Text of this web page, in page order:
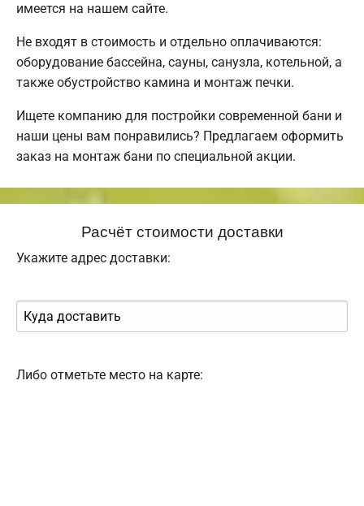
имеется на нашем сайте.
Не входят в стоимость и отдельно оплачиваются:
оборудование бассейна, сауны, санузла, котельной, а
также обустройство камина и монтаж печки.
Ищете компанию для постройки современной бани и
наши цены вам понравились? Предлагаем оформить
заказ на монтаж бани по специальной акции.
Расчёт стоимости доставки
Укажите адрес доставки:
Либо отметьте место на карте: